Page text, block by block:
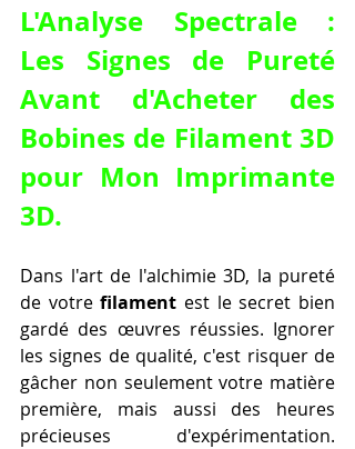
L'Analyse Spectrale :
Les Signes de Pureté
Avant d'Acheter des
Bobines de Filament 3D
pour Mon Imprimante
3D.
Dans l'art de l'alchimie 3D, la pureté
de votre filament est le secret bien
gardé des œuvres réussies. Ignorer
les signes de qualité, c'est risquer de
gâcher non seulement votre matière
première, mais aussi des heures
précieuses d'expérimentation.